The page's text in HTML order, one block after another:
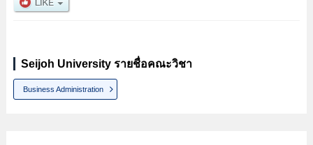
Seijoh University รายชื่อคณะวิชา
Business Administration